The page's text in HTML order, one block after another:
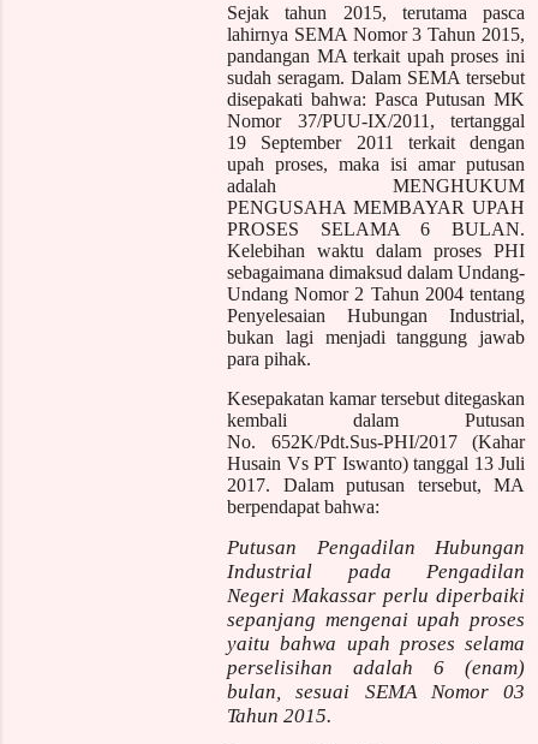
Sejak tahun 2015, terutama pasca
lahirnya SEMA Nomor 3 Tahun 2015,
pandangan MA terkait upah proses ini
sudah seragam. Dalam SEMA tersebut
disepakati bahwa: Pasca Putusan MK
Nomor 37/PUU-IX/2011, tertanggal
19 September 2011 terkait dengan
upah proses, maka isi amar putusan
adalah MENGHUKUM
PENGUSAHA MEMBAYAR UPAH
PROSES SELAMA 6 BULAN.
Kelebihan waktu dalam proses PHI
sebagaimana dimaksud dalam Undang-
Undang Nomor 2 Tahun 2004 tentang
Penyelesaian Hubungan Industrial,
bukan lagi menjadi tanggung jawab
para pihak.
Kesepakatan kamar tersebut ditegaskan
kembali dalam Putusan
No. 652K/Pdt.Sus-PHI/2017 (Kahar
Husain Vs PT Iswanto) tanggal 13 Juli
2017. Dalam putusan tersebut, MA
berpendapat bahwa:
Putusan Pengadilan Hubungan
Industrial pada Pengadilan
Negeri Makassar perlu diperbaiki
sepanjang mengenai upah proses
yaitu bahwa upah proses selama
perselisihan adalah 6 (enam)
bulan, sesuai SEMA Nomor 03
Tahun 2015.